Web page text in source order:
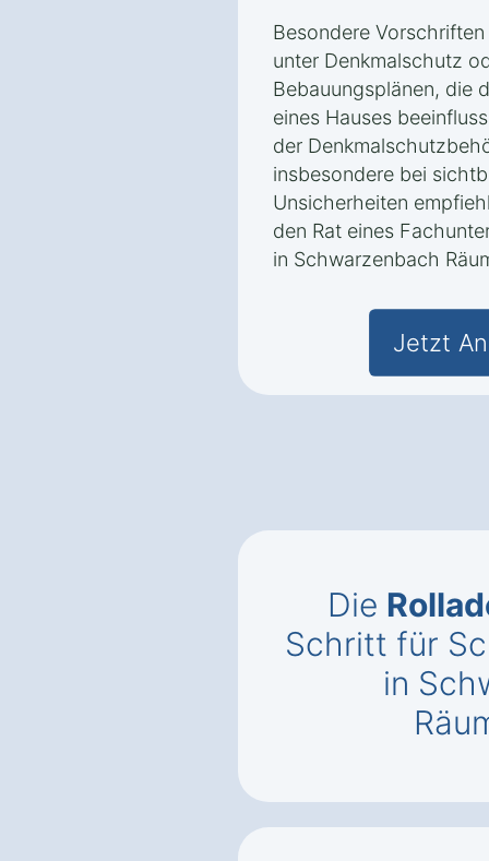
Besondere
unter Denkmalschutz
Bebauungsplänen, die
eines Hauses
der
insbesondere bei
Unsicherheiten
den Rat eines
in Schwarzenbach
Jetzt
Die
Schritt für
in